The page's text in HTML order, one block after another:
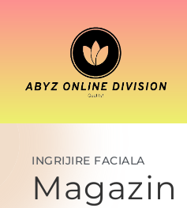
INGRIJIRE FACIALA
Magazin